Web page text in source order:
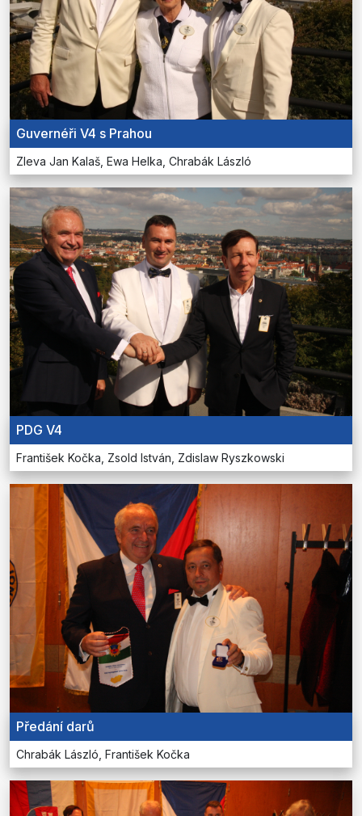
Guvernéři V4 s Prahou
Zleva Jan Kalaš, Ewa Helka, Chrabák László
PDG V4
František Kočka, Zsold István, Zdislaw Ryszkowski
Předání darů
Chrabák László, František Kočka